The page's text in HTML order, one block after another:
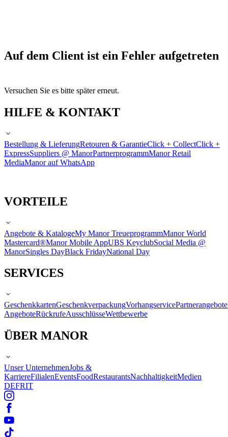
Auf dem Client ist ein Fehler aufgetreten
Versuchen Sie es bitte später erneut.
HILFE & KONTAKT
Bestellung & LieferungRetouren & GarantieClick + CollectClick +
ExpressSuppliers @ ManorPartnerprogrammManor Retail
MediaManor auf WhatsApp
VORTEILE
Angebote & KatalogeMy Manor TreueprogrammManor World
Mastercard®Manor Mobile AppUBS KeyclubSocial Media @
ManorSingles DayBlack FridayNational Day
SERVICES
GeschenkkartenGeschenkverpackungVorhangservicePartnerangebote
AngeboteRückrufeAusschlüsseWettbewerbe
ÜBER MANOR
Unser UnternehmenJobs &
KarriereFilialenEventsFoodRestaurantsNachhaltigkeitMedien
DEFRIT